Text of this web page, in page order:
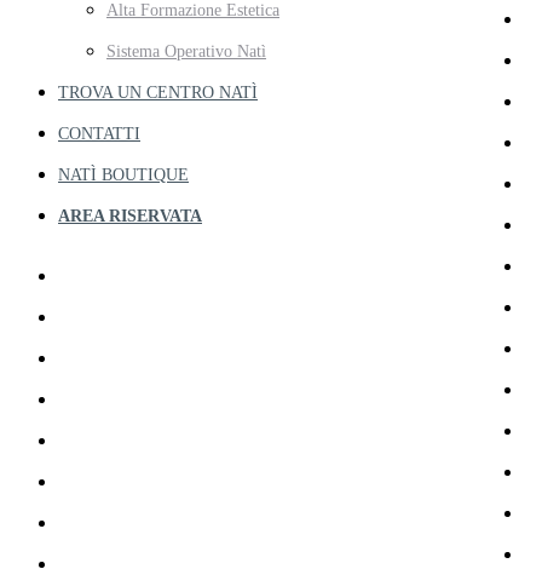
Alta Formazione Estetica
Sistema Operativo Natì
TROVA UN CENTRO NATÌ
CONTATTI
NATÌ BOUTIQUE
AREA RISERVATA